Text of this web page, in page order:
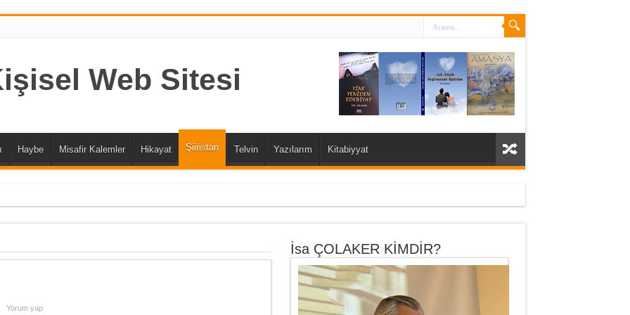
Haybe Misafir Kalemler Hikayat Şiiristan Telvin Yazılarım Kitabiyyat
ALİUSTAOĞLU
Yorum yap
İsa ÇOLAKER KİMDİR?